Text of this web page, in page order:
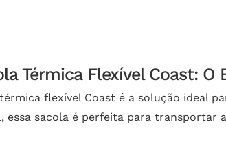
Térmica Flexível Coast:
flexível Coast é a solução ideal
essa sacola é perfeita para transportar